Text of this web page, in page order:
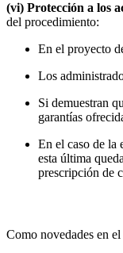
(vi) Protección a los
del procedimiento:
En el proyecto
Los
Si demuestran
garantías
En el caso de la
esta última
prescripción de
Como novedades en